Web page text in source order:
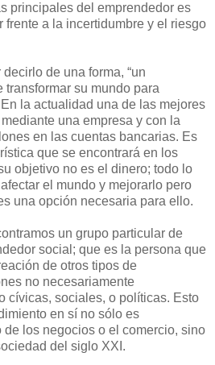
principales del emprendedor es
frente a la incertidumbre y el riesgo
de una forma, “un
transformar su mundo para
la actualidad una de las mejores
una empresa y con la
en las cuentas bancarias. Es
que se encontrará en los
objetivo no es el dinero; todo lo
el mundo y mejorarlo pero
una opción necesaria para ello.
un grupo particular de
social; que es la persona que
de otros tipos de
no necesariamente
cívicas, sociales, o políticas. Esto
en sí no sólo es
los negocios o el comercio, sino
del siglo XXI.